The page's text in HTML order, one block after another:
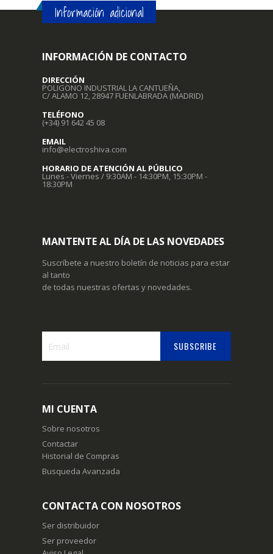
Información adicional
INFORMACIÓN DE CONTACTO
DIRECCIÓN
POLIGONO INDUSTRIAL LA CANTUEÑA,
C/ ALAMO 12, 28947 FUENLABRADA (MADRID)
TELÉFONO
(+34) 91 642 45 08
EMAIL
info@electroshiva.com
HORARIO DE ATENCIÓN AL PÚBLICO
Lunes - Viernes / 9:30AM - 14:30PM, 15:30PM -
18:30PM
MANTENTE AL DÍA DE LAS NOVEDADES
Suscríbete a nuestro boletín de noticias para estar
al tanto
de todas nuestras ofertas y novedades.
de
noticias:
SUBSCRIBE
MI CUENTA
Sobre nosotros
Contactar
Historial de Compras
Busqueda Avanzada
CONTACTA CON NOSOTROS
Ser distribuidor
Ser proveedor